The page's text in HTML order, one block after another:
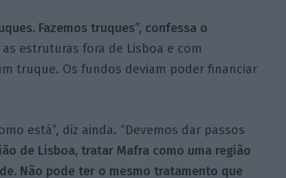
Fazemos truques”, confessa o
estruturas fora de Lisboa e com
truque. Os fundos deviam poder financiar
está”, diz ainda. “Devemos dar passos
de Lisboa, tratar Mafra como uma região
Não pode ter o mesmo tratamento que